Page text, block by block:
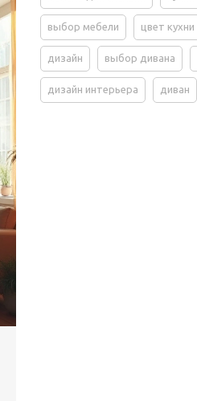
выбор мебели цвет кухни
дизайн выбор дивана
дизайн интерьера диван